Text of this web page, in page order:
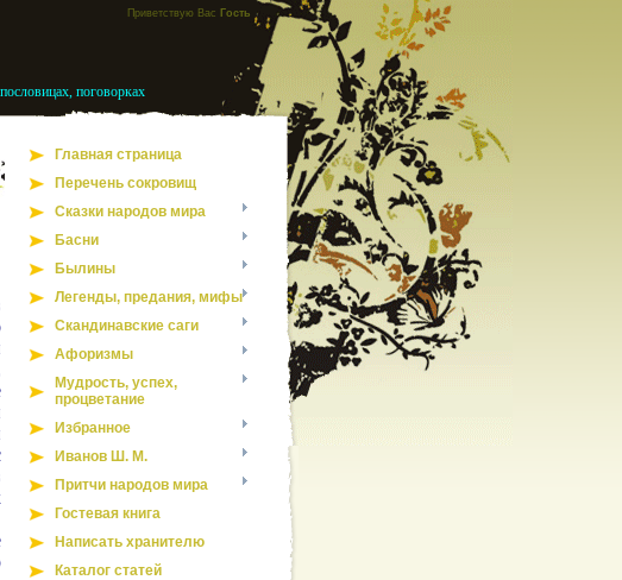
Приветствую Вас Гость
поговорках
Главная страница
Перечень сокровищ
Сказки народов мира
Басни
Былины
Легенды, предания, мифы
Скандинавские саги
Афоризмы
Мудрость, успех,
процветание
Избранное
Иванов Ш. М.
Притчи народов мира
Гостевая книга
Написать хранителю
Каталог статей